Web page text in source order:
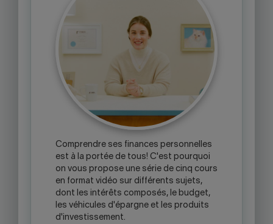
Comprendre ses finances personnelles
est à la portée de tous! C'est pourquoi
on vous propose une série de cinq cours
en format vidéo sur différents sujets,
dont les intérêts composés, le budget,
les véhicules d'épargne et les produits
d'investissement.